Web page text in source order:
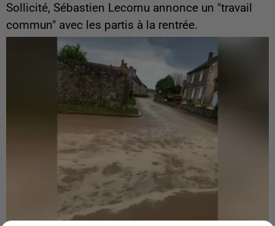
Sollicité, Sébastien Lecornu annonce un "travail
commun" avec les partis à la rentrée.